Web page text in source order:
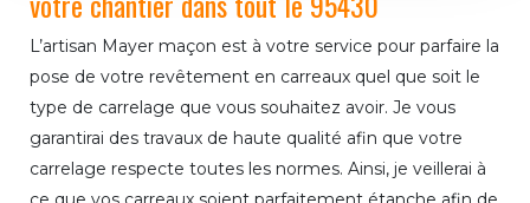
L’artisan Mayer maçon est à votre service pour parfaire la
pose de votre revêtement en carreaux quel que soit le
type de carrelage que vous souhaitez avoir. Je vous
garantirai des travaux de haute qualité afin que votre
carrelage respecte toutes les normes. Ainsi, je veillerai à